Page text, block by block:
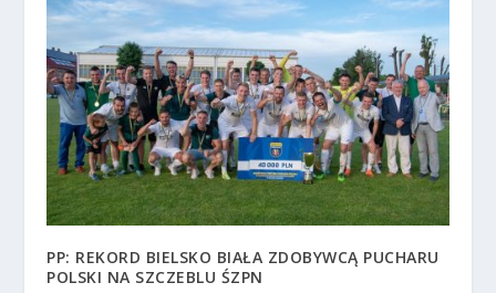
PP: REKORD BIELSKO BIAŁA ZDOBYWCĄ PUCHARU
POLSKI NA SZCZEBLU ŚZPN